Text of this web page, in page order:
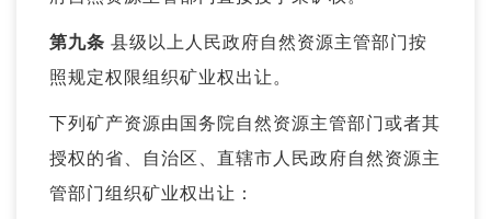
第九条 县级以上人民政府自然资源主管部门按
照规定权限组织矿业权出让。
下列矿产资源由国务院自然资源主管部门或者其
授权的省、自治区、直辖市人民政府自然资源主
管部门组织矿业权出让：